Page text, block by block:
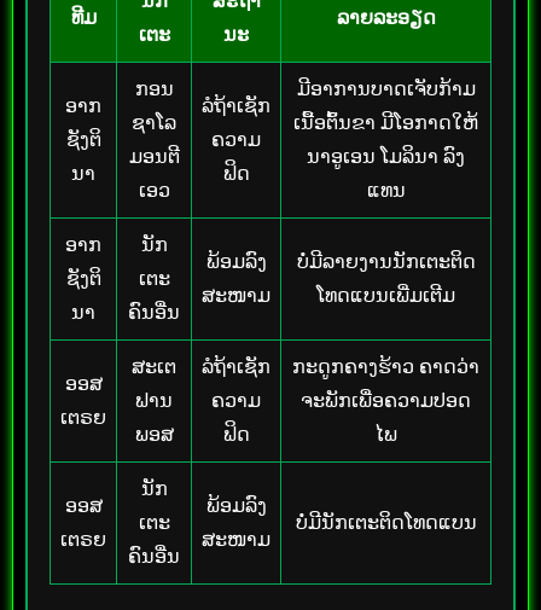
ທີມ
ເຕະ
ນະ
ລາຍລະອຽດ
ອາກ
ຊັງຕິ
ນາ
ກອນ
ຊາໂລ
ມອນຕີ
ເອວ
ລໍຖ້າເຊັກ
ຄວາມ
ຟິດ
ມີອາການບາດເຈັບກ້າມ
ເນື້ອຕົ້ນຂາ ມີໂອກາດໃຫ້
ນາອູເອນ ໂມລິນາ ລົງ
ແທນ
ອາກ
ຊັງຕິ
ນາ
ນັກ
ເຕະ
ຄົນອື່ນ
ພ້ອມລົງ
ສະໜາມ
ບໍ່ມີລາຍງານນັກເຕະຕິດ
ໂທດແບນເພີ່ມເຕີມ
ອອສ
ເຕຣຍ
ສະເຕ
ຟານ
ພອສ
ລໍຖ້າເຊັກ
ຄວາມ
ຟິດ
ກະດູກຄາງຮ້າວ ຄາດວ່າ
ຈະພັກເພື່ອຄວາມປອດ
ໄພ
ອອສ
ເຕຣຍ
ນັກ
ເຕະ
ຄົນອື່ນ
ພ້ອມລົງ
ສະໜາມ
ບໍ່ມີນັກເຕະຕິດໂທດແບນ